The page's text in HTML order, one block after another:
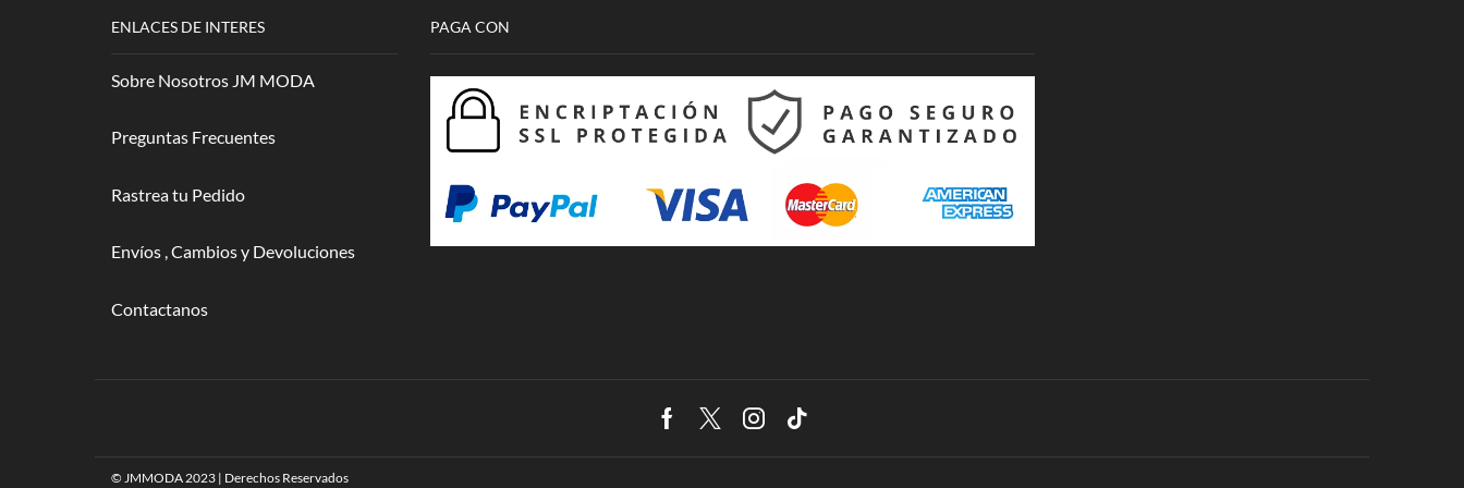
ENLACES DE INTERES
Sobre Nosotros JM MODA
Preguntas Frecuentes
Rastrea tu Pedido
Envíos , Cambios y Devoluciones
Contactanos
PAGA CON
Facebook
TwitterInstagram
Tik-
© JMMODA 2023 | Derechos Reservados